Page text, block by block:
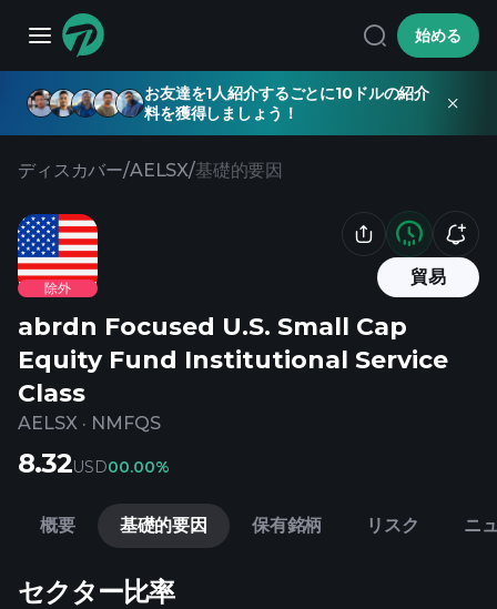
始める
お友達を1人紹介するごとに10ドルの紹介
料を獲得しましょう！
ディスカバー/AELSX/基礎的要因
除外
貿易
abrdn Focused U.S. Small Cap
Equity Fund Institutional Service
Class
AELSX · NMFQS
8.32USD00.00%
概要 基礎的要因 保有銘柄 リスク ニ
セクター比率